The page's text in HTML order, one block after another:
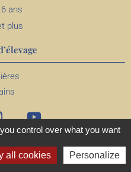
ans
plus
control over what you want
all cookies Personalize